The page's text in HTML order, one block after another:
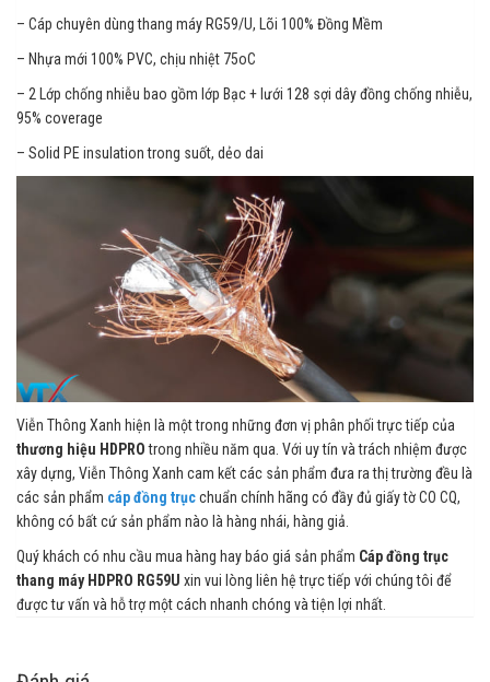
– Cáp chuyên dùng thang máy RG59/U, Lõi 100% Đồng Mềm
– Nhựa mới 100% PVC, chịu nhiệt 75oC
– 2 Lớp chống nhiễu bao gồm lớp Bạc + lưới 128 sợi dây đồng chống nhiễu,
95% coverage
– Solid PE insulation trong suốt, dẻo dai
Viễn Thông Xanh hiện là một trong những đơn vị phân phối trực tiếp của
thương hiệu HDPROtrong nhiều năm qua. Với uy tín và trách nhiệm được
xây dựng, Viễn Thông Xanh cam kết các sản phẩm đưa ra thị trường đều là
các sản phẩm cáp đồng trụcchuẩn chính hãng có đầy đủ giấy tờ CO CQ,
không có bất cứ sản phẩm nào là hàng nhái, hàng giả.
Quý khách có nhu cầu mua hàng hay báo giá sản phẩm Cáp đồng trục
thang máy HDPRO RG59U xin vui lòng liên hệ trực tiếp với chúng tôi để
được tư vấn và hỗ trợ một cách nhanh chóng và tiện lợi nhất.